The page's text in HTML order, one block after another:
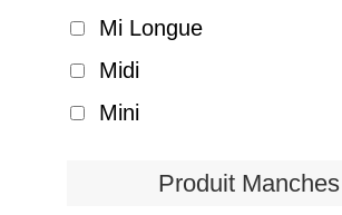
Mi Longue
Midi
Mini
Produit Manches